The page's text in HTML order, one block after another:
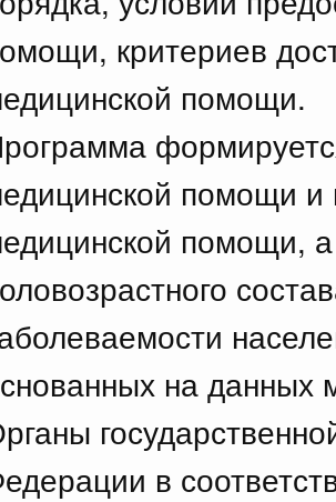
критериев
помощи.
помощи и
помощи,
на данных
в
Показать еще